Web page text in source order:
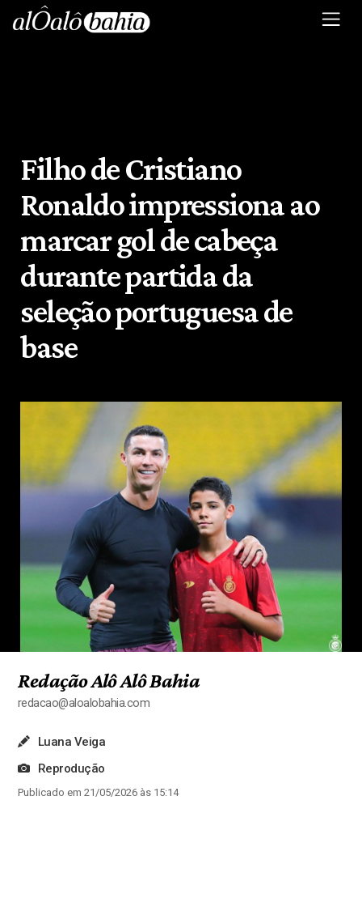
Filho de Cristiano
Ronaldo impressiona ao
marcar gol de cabeça
durante partida da
seleção portuguesa de
base
Redação Alô Alô Bahia
redacao@aloalobahia.com
Luana Veiga
Reprodução
Publicado em 21/05/2026 às 15:14